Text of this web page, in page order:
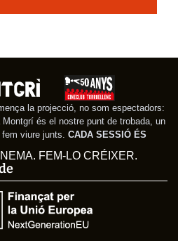
la projecció, no som espectadors:
és el nostre punt de trobada, un
viure junts. CADA SESSIÓ ÉS
FEM-LO CRÉIXER.